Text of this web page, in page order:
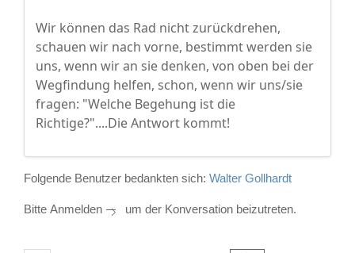
Wir können das Rad nicht zurückdrehen,
schauen wir nach vorne, bestimmt werden sie
uns, wenn wir an sie denken, von oben bei der
Wegfindung helfen, schon, wenn wir uns/sie
fragen: "Welche Begehung ist die
Richtige?"....Die Antwort kommt!
Folgende Benutzer bedankten sich: Walter Gollhardt
Bitte Anmelden um der Konversation beizutreten.